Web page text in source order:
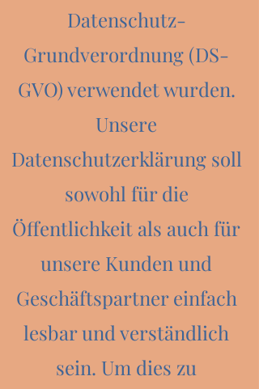
Datenschutz-
Grundverordnung (DS-
GVO) verwendet wurden.
Unsere
Datenschutzerklärung soll
sowohl für die
Öffentlichkeit als auch für
unsere Kunden und
Geschäftspartner einfach
lesbar und verständlich
sein. Um dies zu